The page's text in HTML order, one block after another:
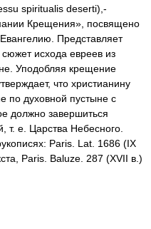
spiritualis deserti),-
Крещения», посвящено
Представляет
исхода евреев из
Уподобляя крещение
что христианину
по духовной пустыне с
должно завершиться
т. е. Царства Небесного.
Paris. Lat. 1686 (IX
Paris. Baluze. 287 (XVII в.)